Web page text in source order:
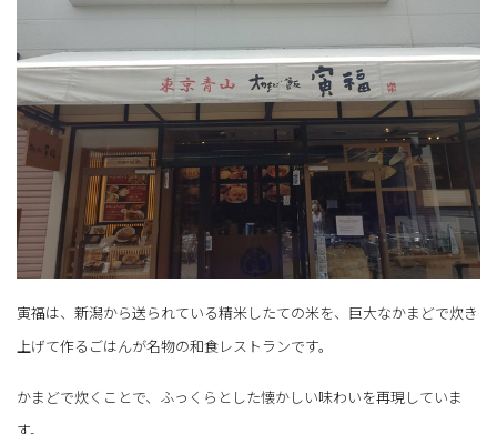
寅福は、新潟から送られている精米したての米を、巨大なかまどで炊き
上げて作るごはんが名物の和食レストランです。
かまどで炊くことで、ふっくらとした懐かしい味わいを再現していま